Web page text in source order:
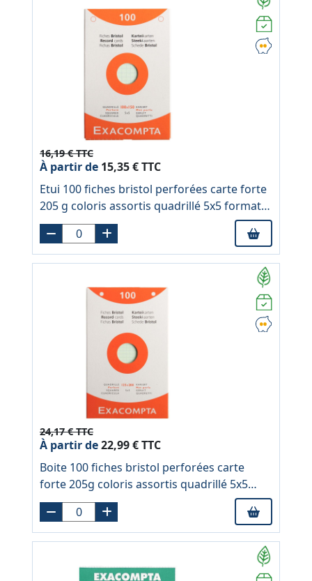
16,19 € TTC
À partir de 15,35 € TTC
Etui 100 fiches bristol perforées carte forte
205 g coloris assortis quadrillé 5x5 format
10 x 15 cm
24,17 € TTC
À partir de22,99 € TTC
Boite 100 fiches bristol perforées carte
forte 205g coloris assortis quadrillé 5x5
format 12,5x20cm